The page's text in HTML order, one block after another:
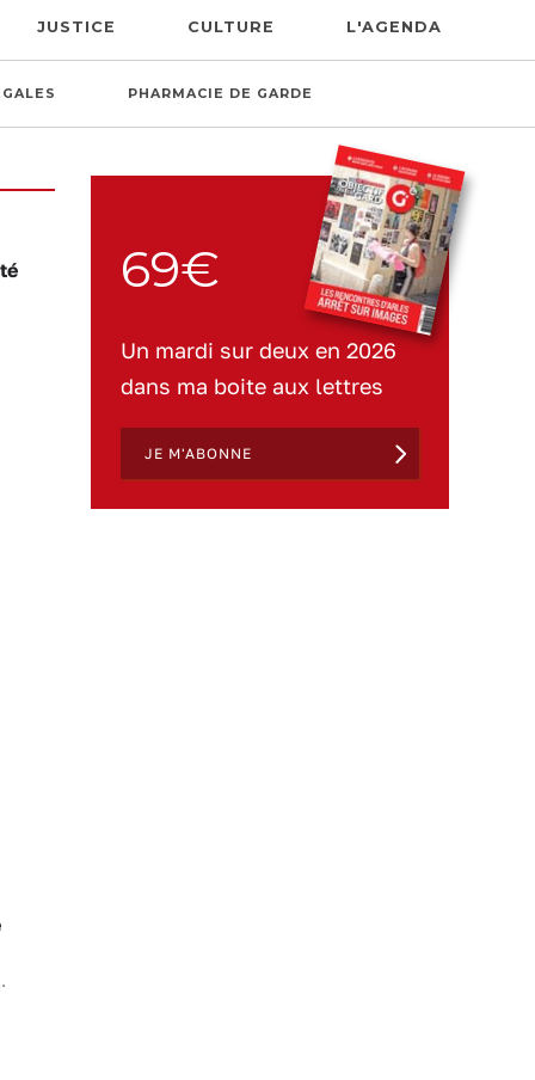
JUSTICE CULTURE L'AGENDA
PHARMACIE DE GARDE
69€
Un mardi sur deux en 2026
dans ma boite aux lettres
JE M'ABONNE